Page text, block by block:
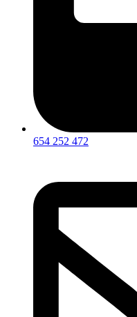
654 252 472